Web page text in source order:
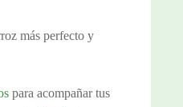
más perfecto y
para acompañar tus